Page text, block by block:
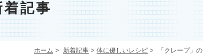
着記事
ホーム > 新着記事 > 体に優しいレシピ > 「クレープ」